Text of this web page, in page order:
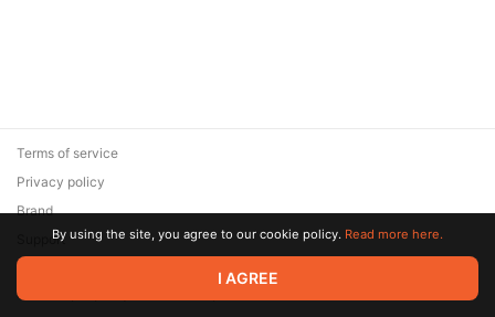
© 2026 Zaya Solutions Limited. All rights reserved. All trademarks
are the property of their respective owners.
Terms of service
Privacy policy
Brand
SupportBy using the site, you agree to our cookie policy. Read more here.
I AGREE